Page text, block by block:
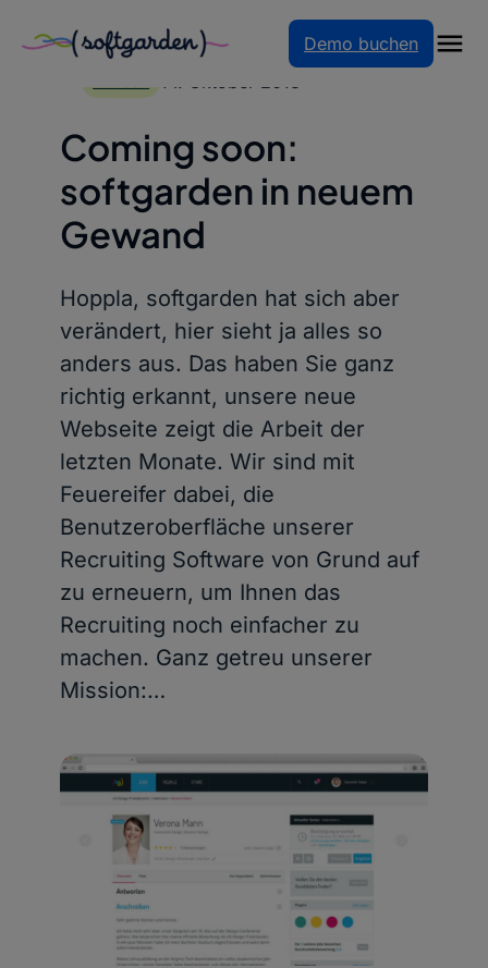
Zum
Demo buchen
Coming soon:
softgarden in neuem
Gewand
Hoppla, softgarden hat sich aber
verändert, hier sieht ja alles so
anders aus. Das haben Sie ganz
richtig erkannt, unsere neue
Webseite zeigt die Arbeit der
letzten Monate. Wir sind mit
Feuereifer dabei, die
Benutzeroberfläche unserer
Recruiting Software von Grund auf
zu erneuern, um Ihnen das
Recruiting noch einfacher zu
machen. Ganz getreu unserer
Mission:…